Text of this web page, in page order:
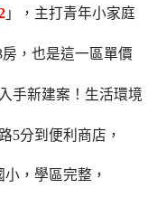
」，主打青年小家庭
，也是這一區單價
手新建案！生活環境
5分到便利商店，
，學區完整，